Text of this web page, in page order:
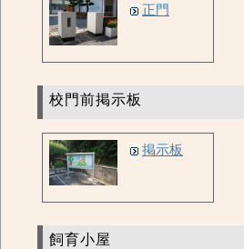
正門
校門前掲示板
掲示板
飼育小屋